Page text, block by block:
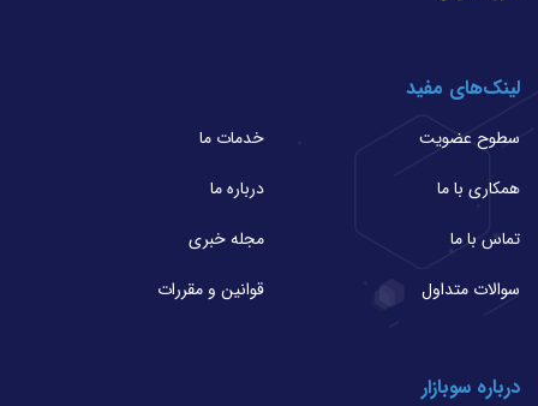
لینک‌های مفید
سطوح عضویت
خدمات ما
همکاری با ما
درباره ما
تماس با ما
مجله خبری
سوالات متداول
قوانین و مقررات
درباره سوبازار